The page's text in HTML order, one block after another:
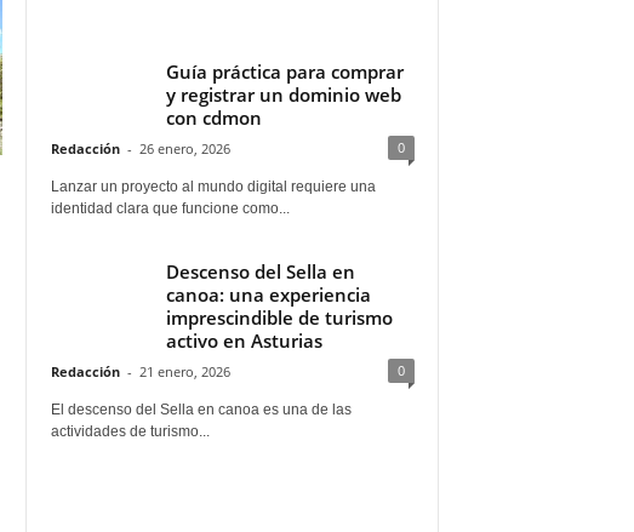
Guía práctica para comprar
y registrar un dominio web
con cdmon
Redacción - 26 enero, 2026 0
Lanzar un proyecto al mundo digital requiere una
identidad clara que funcione como...
Descenso del Sella en
canoa: una experiencia
imprescindible de turismo
activo en Asturias
Redacción - 21 enero, 2026 0
El descenso del Sella en canoa es una de las
actividades de turismo...